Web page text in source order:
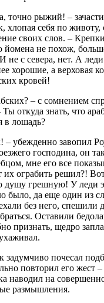
точно рыжий! –
хлопая себя по животу,
своих слов. –
йомена не похож,
не с севера, нет. А леди
хорошие, а верховая
кровей!
– с сомнением
откуда знать, что
в лошадь?
– убежденно завопил
господина, он
мне его все
ограбить решил?!
душу грешную! У леди
было, да еще один из
без него, спешили
Оставили
признать, щедро
задумчиво почесал
повторил его жест –
наводил на
размышления.